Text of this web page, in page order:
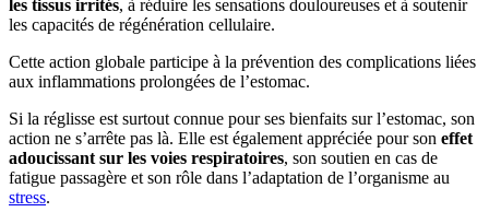
les tissus irrités, à réduire les sensations douloureuses et à soutenir
les capacités de régénération cellulaire.
Cette action globale participe à la prévention des complications liées
aux inflammations prolongées de l’estomac.
Si la réglisse est surtout connue pour ses bienfaits sur l’estomac, son
action ne s’arrête pas là. Elle est également appréciée pour son effet
adoucissant sur les voies respiratoires, son soutien en cas de
fatigue passagère et son rôle dans l’adaptation de l’organisme au
stress.